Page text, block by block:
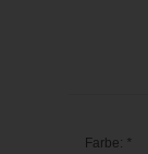
Farbe: *